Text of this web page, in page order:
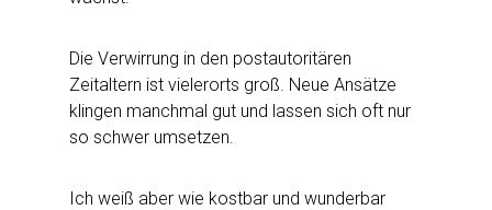
Die Verwirrung in den postautoritären
Zeitaltern ist vielerorts groß. Neue Ansätze
klingen manchmal gut und lassen sich oft nur
so schwer umsetzen.
Ich weiß aber wie kostbar und wunderbar